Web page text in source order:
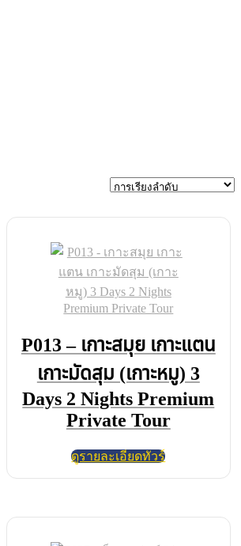
P013 – เกาะสมุย เกาะแตน
เกาะมัดสุม (เกาะหมู) 3
Days 2 Nights Premium
Private Tour
ดูรายละเอียดทัวร์